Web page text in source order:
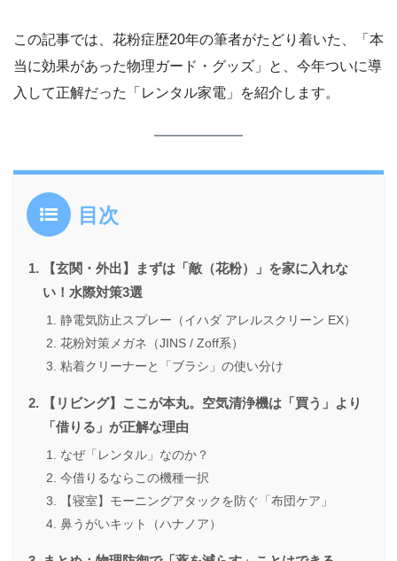
この記事では、花粉症歴20年の筆者がたどり着いた、「本
当に効果があった物理ガード・グッズ」と、今年ついに導
入して正解だった「レンタル家電」を紹介します。
目次
【玄関・外出】まずは「敵（花粉）」を家に入れな
い！水際対策3選
静電気防止スプレー（イハダ アレルスクリーン EX）
花粉対策メガネ（JINS / Zoff系）
粘着クリーナーと「ブラシ」の使い分け
【リビング】ここが本丸。空気清浄機は「買う」より
「借りる」が正解な理由
なぜ「レンタル」なのか？
今借りるならこの機種一択
【寝室】モーニングアタックを防ぐ「布団ケア」
鼻うがいキット（ハナノア）